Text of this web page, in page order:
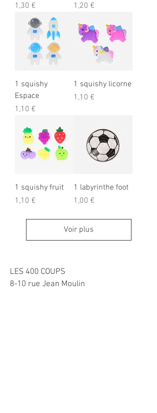
Prix
1,30 €
Prix
1,20 €
1 squishy
Espace
Prix
1,10 €
1 squishy licorne
Prix
1,10 €
1 squishy fruit
Prix
1,10 €
1 labyrinthe foot
Prix
1,00 €
Voir plus
LES 400 COUPS
8-10 rue Jean Moulin